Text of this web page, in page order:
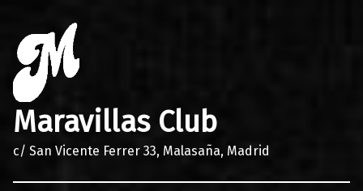
Maravillas Club
c/ San Vicente Ferrer 33, Malasaña, Madrid